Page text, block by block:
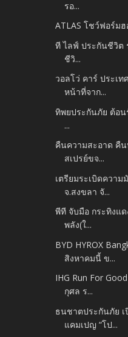
รอ...
ATLAS โชว์ฟอร์ม
ที ไลฟ์ ประกันชีวิต
ชีวิ...
วอลโว่ คาร์ ประเ
หน้าที่จาก...
ทิพยประกันภัย ต้อ
...
คืนความสะอาด คื
สเปรย์ขจ...
เตรียมระเบิดความ
จ.สงขลา จั...
พีที จับมือ กระทิงแด
พลัง(ใ...
BYD HYROX
สิงหาคมนี้ ข...
IHG Run For
กุศล ร...
ธนชาตประกันภัย เ
แคมเปญ “โป...